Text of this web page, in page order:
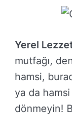
Yerel
mutfağı,
hamsi,
ya da
dönmeyin!